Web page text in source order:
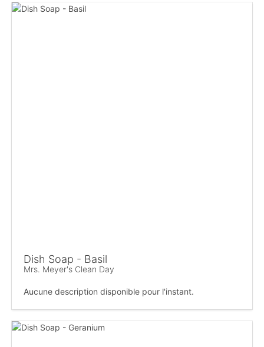
Dish Soap - Basil
Mrs. Meyer's Clean Day
Aucune description disponible pour l'instant.